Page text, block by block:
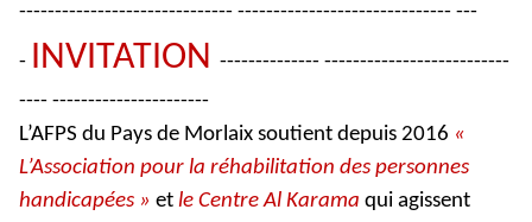
------------------------------ ------------------------------ ---
- INVITATION -------------- --------------------------
---- ----------------------
L’AFPS du Pays de Morlaix soutient depuis 2016 «
L’Association pour la réhabilitation des personnes
handicapées » et le Centre Al Karama qui agissent